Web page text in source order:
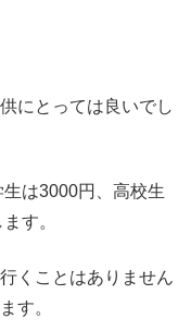
にとっては良いでし
は3000円、高校生
す。
くことはありません
す。